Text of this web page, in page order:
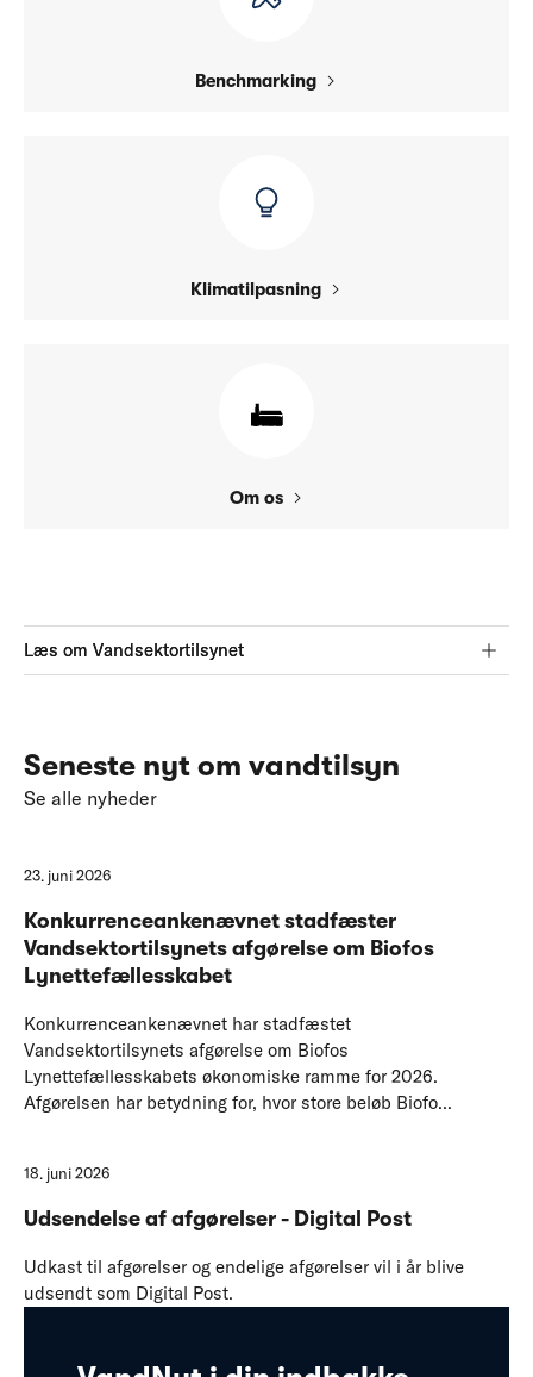
Benchmarking
Klimatilpasning
Om os
Læs om Vandsektortilsynet
Seneste nyt om vandtilsyn
Se alle nyheder
23. juni 2026
Konkurrenceankenævnet stadfæster
Vandsektortilsynets afgørelse om Biofos
Lynettefællesskabet
Konkurrenceankenævnet har stadfæstet
Vandsektortilsynets afgørelse om Biofos
Lynettefællesskabets økonomiske ramme for 2026.
Afgørelsen har betydning for, hvor store beløb Biofo...
18. juni 2026
Udsendelse af afgørelser - Digital Post
Udkast til afgørelser og endelige afgørelser vil i år blive
udsendt som Digital Post.